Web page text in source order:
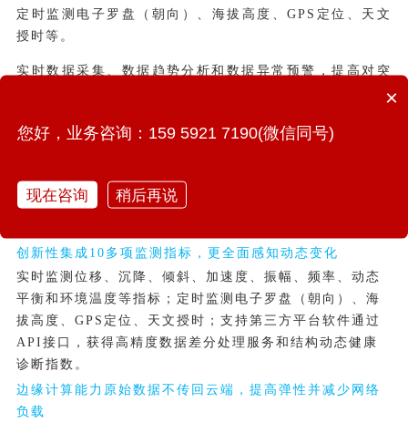
定时监测电子罗盘（朝向）、海拔高度、GPS定位、天文
授时等。
实时数据采集、数据趋势分析和数据异常预警，提高对突
发事件的应对能力，提升城市公共安全保障水平。强大的
勒“一机一物一城”的数字孪生城市全景。
加密防御能力，手机NFC近场通信，智能续航充放电管理
能力。采用整体密封工艺，提高整体防水、防尘和耐高低
创新性集成10多项监测指标，更全面感知动态变化
实时监测位移、沉降、倾斜、加速度、振幅、频率、动态
平衡和环境温度等指标；定时监测电子罗盘（朝向）、海
拔高度、GPS定位、天文授时；支持第三方平台软件通过
API接口，获得高精度数据差分处理服务和结构动态健康
诊断指数。
边缘计算能力原始数据不传回云端，提高弹性并减少网络
负载
×
您好，业务咨询：159 5921 7190(微信同号)
现在咨询 稍后再说